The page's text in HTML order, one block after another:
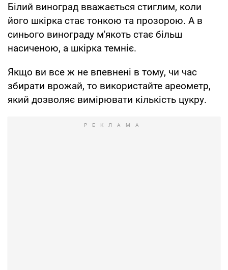
Білий виноград вважається стиглим, коли
його шкірка стає тонкою та прозорою. А в
синього винограду м'якоть стає більш
насиченою, а шкірка темніє.
Якщо ви все ж не впевнені в тому, чи час
збирати врожай, то використайте ареометр,
який дозволяє вимірювати кількість цукру.